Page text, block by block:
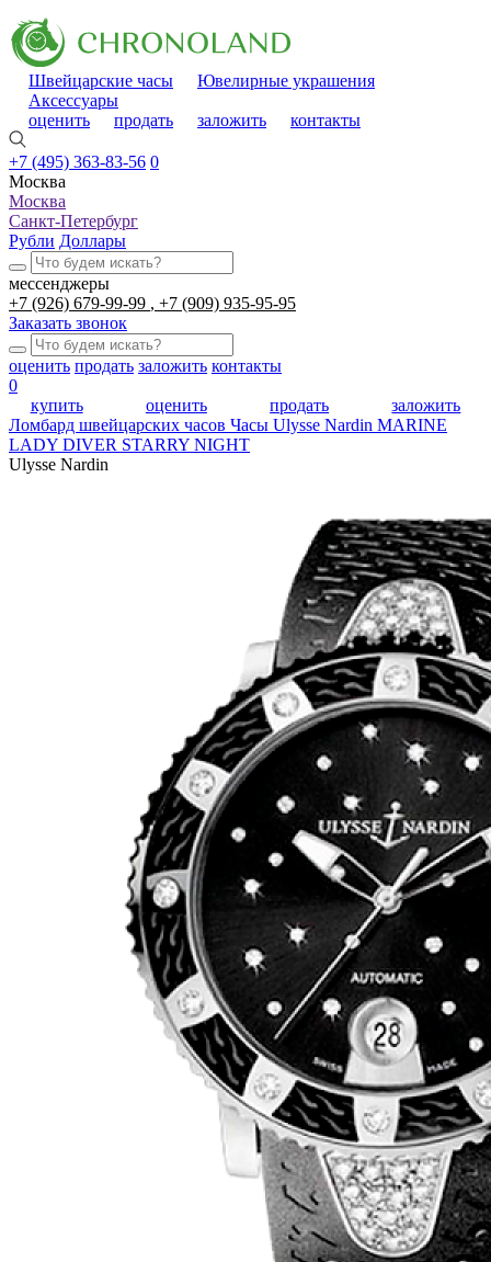
Швейцарские часы
Ювелирные украшения
Аксессуары
оценить
продать заложить контакты
+7 (495) 363-83-56 0
Москва
Москва
Санкт-Петербург
Рубли Доллары
мессенджеры
+7 (926) 679-99-99
+7 (909) 935-95-95
Заказать звонок
оценить продать заложить контакты
0
купить
оценить продать
заложить
Ломбард швейцарских часов Часы Ulysse Nardin MARINE
LADY DIVER STARRY NIGHT
Ulysse Nardin